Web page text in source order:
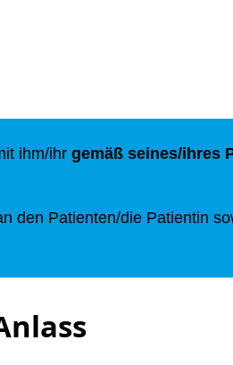
ihm/ihr gemäß seines/ihres
den Patienten/die Patientin